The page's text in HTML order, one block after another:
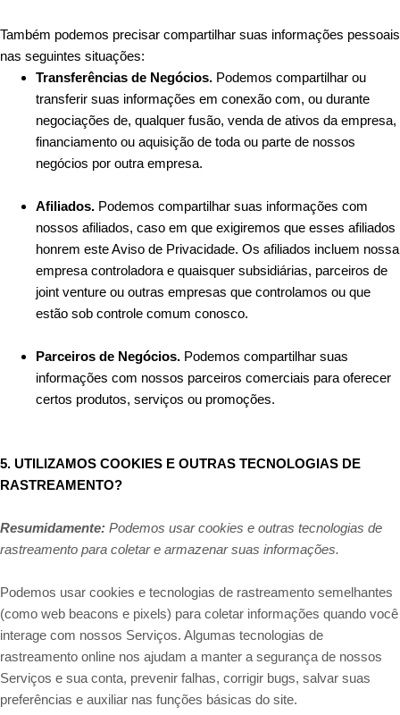
Também podemos precisar compartilhar suas informações pessoais
nas seguintes situações:
Transferências de Negócios. Podemos compartilhar ou
transferir suas informações em conexão com, ou durante
negociações de, qualquer fusão, venda de ativos da empresa,
financiamento ou aquisição de toda ou parte de nossos
negócios por outra empresa.
Afiliados. Podemos compartilhar suas informações com
nossos afiliados, caso em que exigiremos que esses afiliados
honrem este Aviso de Privacidade. Os afiliados incluem nossa
empresa controladora e quaisquer subsidiárias, parceiros de
joint venture ou outras empresas que controlamos ou que
estão sob controle comum conosco.
Parceiros de Negócios. Podemos compartilhar suas
informações com nossos parceiros comerciais para oferecer
certos produtos, serviços ou promoções.
5. UTILIZAMOS COOKIES E OUTRAS TECNOLOGIAS DE
RASTREAMENTO?
Resumidamente: Podemos usar cookies e outras tecnologias de
rastreamento para coletar e armazenar suas informações.
Podemos usar cookies e tecnologias de rastreamento semelhantes
(como web beacons e pixels) para coletar informações quando você
interage com nossos Serviços. Algumas tecnologias de
rastreamento online nos ajudam a manter a segurança de nossos
Serviços e sua conta, prevenir falhas, corrigir bugs, salvar suas
preferências e auxiliar nas funções básicas do site.